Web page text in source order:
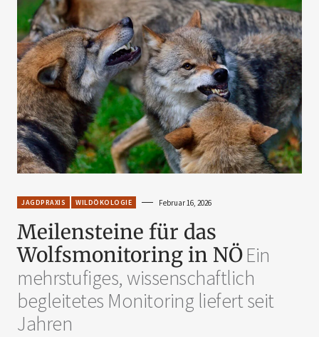
JAGDPRAXIS WILDÖKOLOGIE Februar 16, 2026
Meilensteine für das
Wolfsmonitoring in NÖEin
mehrstufiges, wissenschaftlich
begleitetes Monitoring liefert seit
Jahren